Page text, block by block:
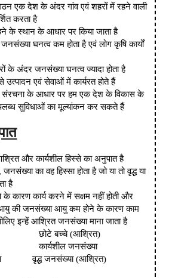
एक देश के अंदर गांव एवं शहरों में रहने वाली
करता है
के स्थान के आधार पर किया जाता है
घनत्व कम होता है एवं लोग कृषि कार्यों
के अंदर जनसंख्या घनत्व ज्यादा होता है
एवं सेवाओं में कार्यरत होते हैं
संरचना के आधार पर हम एक देश के विकास के
सुविधाओं का मूल्यांकन कर सकते हैं
और कार्यशील हिस्से का अनुपात है
जनसंख्या का वह हिस्सा होता है जो या तो वृद्ध या
है
के कारण कार्य करने में सक्षम नहीं होती और
की जनसंख्या आयु कम होने के कारण काम
इन्हें आश्रित जनसंख्या माना जाता है
छोटे बच्चे(आश्रित)
कार्यशील जनसंख्या
वृद्ध जनसंख्या(आश्रित)